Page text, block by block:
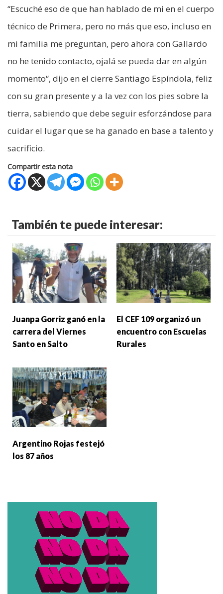
“Escuché eso de que han hablado de mi en el cuerpo
técnico de Primera, pero no más que eso, incluso en
mi familia me preguntan, pero ahora con Gallardo
no he tenido contacto, ojalá se pueda dar en algún
momento“, dijo en el cierre Santiago Espíndola, feliz
con su gran presente y a la vez con los pies sobre la
tierra, sabiendo que debe seguir esforzándose para
cuidar el lugar que se ha ganado en base a talento y
sacrificio.
Compartir esta nota
También te puede interesar:
Juanpa Gorriz ganó en la
carrera del Viernes
Santo en Salto
El CEF 109 organizó un
encuentro con Escuelas
Rurales
Argentino Rojas festejó
los 87 años